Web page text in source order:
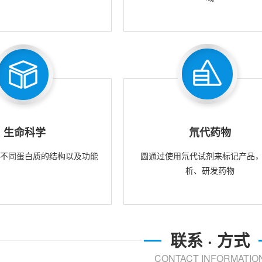
生命科学
同蛋白质的结构以及功能
氘代药物
圆通过使用氘代试剂来标记产品
析、研发药物
联系 · 方式
CONTACT